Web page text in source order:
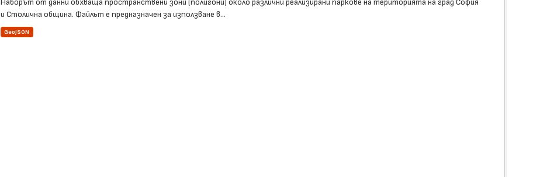
Наборът от данни обхваща пространствени зони (полигони) около различни реализирани паркове на територията на град София
и Столична община. Файлът е предназначен за използване в...
GeoJSON